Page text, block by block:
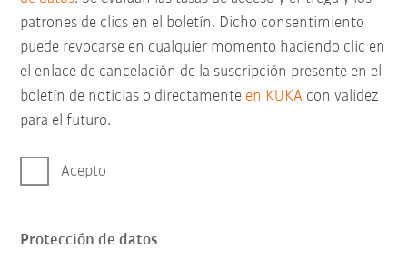
patrones de clics en el boletín. Dicho consentimiento
puede revocarse en cualquier momento haciendo clic en
el enlace de cancelación de la suscripción presente en el
boletín de noticias o directamente en KUKA con validez
para el futuro.
Acepto
Protección de datos